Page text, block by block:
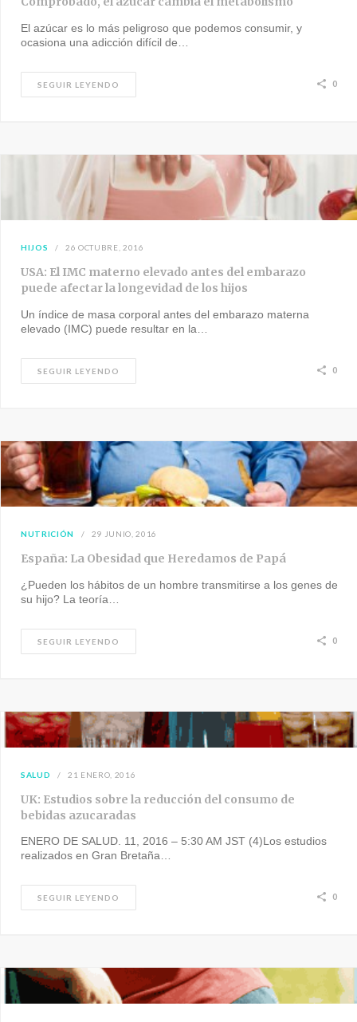
El azúcar es lo más peligroso que podemos consumir, y
ocasiona una adicción difícil de…
SEGUIR LEYENDO 0
HIJOS 26 OCTUBRE, 2016
USA: El IMC materno elevado antes del embarazo
puede afectar la longevidad de los hijos
Un índice de masa corporal antes del embarazo materna
elevado (IMC) puede resultar en la…
SEGUIR LEYENDO 0
NUTRICIÓN 29 JUNIO, 2016
España: La Obesidad que Heredamos de Papá
¿Pueden los hábitos de un hombre transmitirse a los genes de
su hijo? La teoría…
SEGUIR LEYENDO 0
SALUD 21 ENERO, 2016
UK: Estudios sobre la reducción del consumo de
bebidas azucaradas
ENERO DE SALUD. 11, 2016 – 5:30 AM JST (4)Los estudios
realizados en Gran Bretaña…
SEGUIR LEYENDO 0